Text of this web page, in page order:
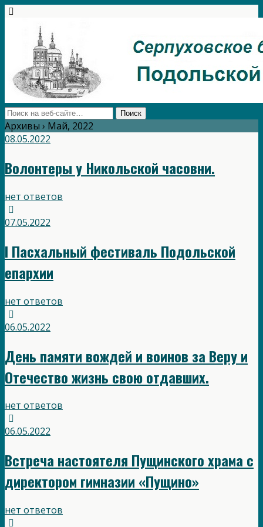
Архивы › Май, 2022
08.05.2022
Волонтеры у Никольской часовни.
нет ответов
07.05.2022
I Пасхальный фестиваль Подольской
епархии
нет ответов
06.05.2022
День памяти вождей и воинов за Веру и
Отечество жизнь свою отдавших.
нет ответов
06.05.2022
Встреча настоятеля Пущинского храма с
директором гимназии «Пущино»
нет ответов